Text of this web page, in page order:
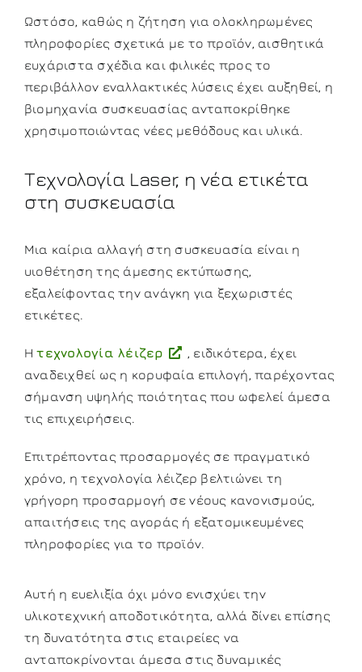
Ωστόσο, καθώς η ζήτηση για ολοκληρωμένες
πληροφορίες σχετικά με το προϊόν, αισθητικά
ευχάριστα σχέδια και φιλικές προς το
περιβάλλον εναλλακτικές λύσεις έχει αυξηθεί, η
βιομηχανία συσκευασίας ανταποκρίθηκε
χρησιμοποιώντας νέες μεθόδους και υλικά.
Τεχνολογία Laser, η νέα ετικέτα
στη συσκευασία
Μια καίρια αλλαγή στη συσκευασία είναι η
υιοθέτηση της άμεσης εκτύπωσης,
εξαλείφοντας την ανάγκη για ξεχωριστές
ετικέτες.
Ητεχνολογία λέιζερ
, ειδικότερα, έχει
αναδειχθεί ως η κορυφαία επιλογή, παρέχοντας
σήμανση υψηλής ποιότητας που ωφελεί άμεσα
τις επιχειρήσεις.
Επιτρέποντας προσαρμογές σε πραγματικό
χρόνο, η τεχνολογία λέιζερ βελτιώνει τη
γρήγορη προσαρμογή σε νέους κανονισμούς,
απαιτήσεις της αγοράς ή εξατομικευμένες
πληροφορίες για το προϊόν.
Αυτή η ευελιξία όχι μόνο ενισχύει την
υλικοτεχνική αποδοτικότητα, αλλά δίνει επίσης
τη δυνατότητα στις εταιρείες να
ανταποκρίνονται άμεσα στις δυναμικές